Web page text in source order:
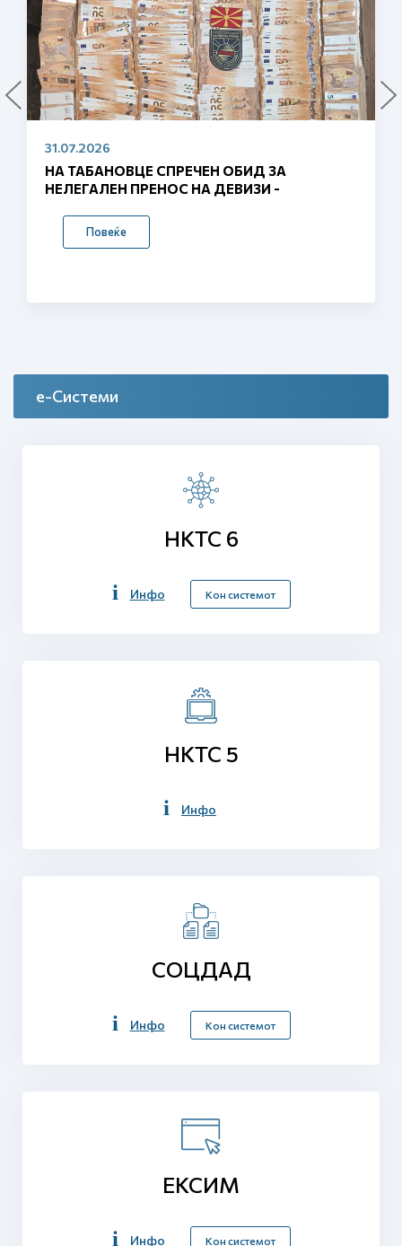
29.07.2026
СО ДВА МИЛИОНИ ЕВРА ГРАНТ ОД ЕУ СЕ
ВОВЕДУВААТ ПАМЕТНИ ГРАНИЦИ –
ЦЕЛОСНО АВТОМАТИЗИРАНИ
Повеќе
е-Системи
НКТС 6
Инфо Кон системот
НКТС 5
Инфо
СОЦДАД
Инфо Кон системот
ЕКСИМ
Инфо Кон системот